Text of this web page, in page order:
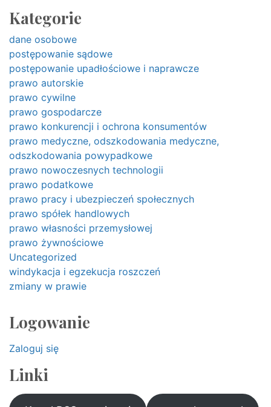
Kategorie
dane osobowe
postępowanie sądowe
postępowanie upadłościowe i naprawcze
prawo autorskie
prawo cywilne
prawo gospodarcze
prawo konkurencji i ochrona konsumentów
prawo medyczne, odszkodowania medyczne,
odszkodowania powypadkowe
prawo nowoczesnych technologii
prawo podatkowe
prawo pracy i ubezpieczeń społecznych
prawo spółek handlowych
prawo własności przemysłowej
prawo żywnościowe
Uncategorized
windykacja i egzekucja roszczeń
zmiany w prawie
Logowanie
Zaloguj się
Linki